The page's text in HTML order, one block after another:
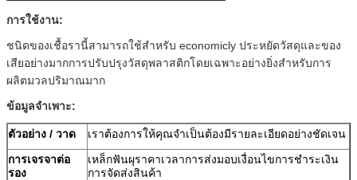
การใช้งาน:
ชนิดของเชื้อรานี้สามารถใช้สำหรับ economicly ประหยัดวัสดุและของ
เสียอย่างมากการปรับปรุงวัสดุพลาสติกโดยเฉพาะอย่างยิ่งสำหรับการ
ผลิตมวลปริมาณมาก
ข้อมูลจำเพาะ:
ตัวอย่าง / วาด
เราต้องการให้คุณจำเป็นต้องมีรายละเอียดอย่างชัดเจน
การเจรจาต่อ
รอง
เหล็กฟันผุราคาเวลาการส่งมอบเงื่อนไขการชำระเงิน
การจัดส่งสินค้า